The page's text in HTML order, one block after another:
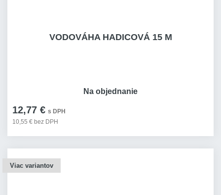
VODOVÁHA HADICOVÁ 15 M
12,77 € s DPH
10,55 € bez DPH
Na objednanie
Viac variantov